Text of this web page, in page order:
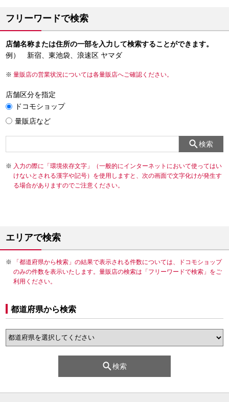
フリーワードで検索
店舗名称または住所の一部を入力して検索することができます。
例） 新宿、東池袋、浪速区 ヤマダ
量販店の営業状況については各量販店へご確認ください。
店舗区分を指定
ドコモショップ
量販店など
検索
入力の際に「環境依存文字」（一般的にインターネットにおいて使ってはい
けないとされる漢字や記号）を使用しますと、次の画面で文字化けが発生す
る場合がありますのでご注意ください。
エリアで検索
「都道府県から検索」の結果で表示される件数については、ドコモショップ
のみの件数を表示いたします。量販店の検索は「フリーワードで検索」をご
利用ください。
都道府県から検索
検索